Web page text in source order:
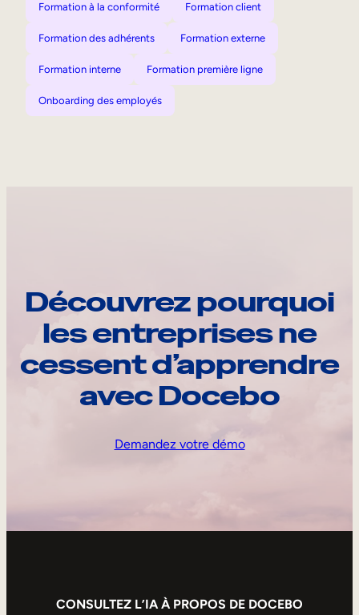
Formation à la conformité Formation client
Formation des adhérents Formation externe
Formation interne Formation première ligne
Onboarding des employés
Découvrez pourquoi
les entreprises ne
cessent d’apprendre
avec Docebo
Demandez votre démo
CONSULTEZ L’IA À PROPOS DE DOCEBO